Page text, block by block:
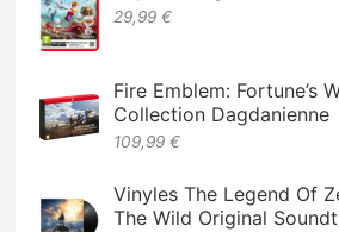
29,99 €
Fire Emblem: Fortune’s
Collection Dagdanienne
109,99 €
Vinyles The Legend Of
The Wild Original